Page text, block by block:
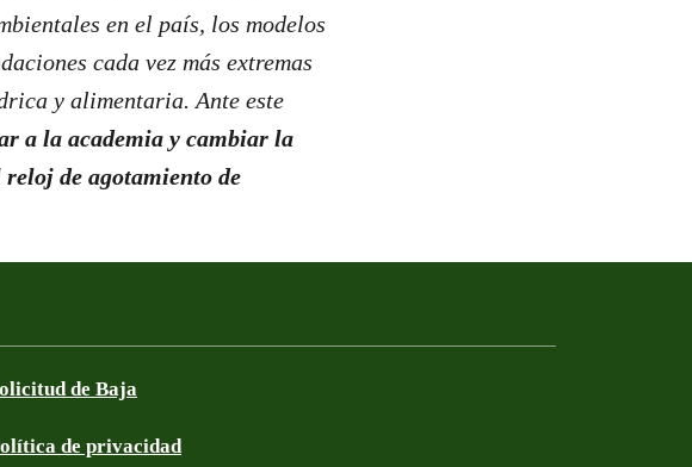
en el país, los modelos
cada vez más extremas
y alimentaria. Ante este
a la academia y cambiar la
de agotamiento de
de Baja
de privacidad